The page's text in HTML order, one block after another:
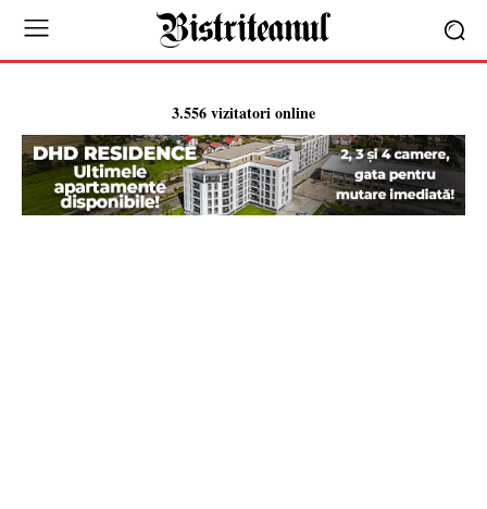
3.556 vizitatori online